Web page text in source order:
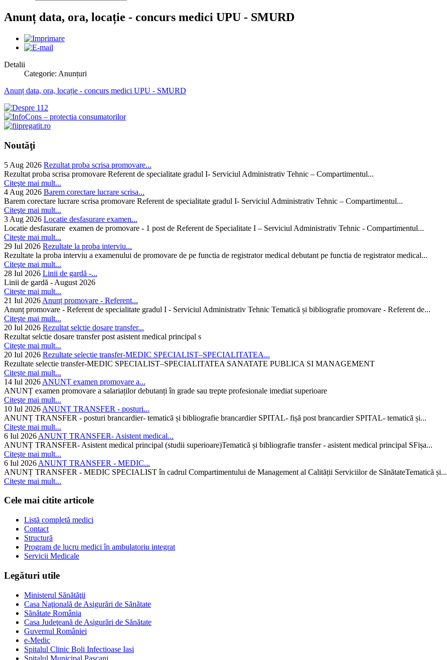
Anunț data, ora, locație - concurs medici UPU - SMURD
Detalii
Categorie: Anunțuri
Anunț data, ora, locație - concurs medici UPU - SMURD
Noutăţi
5 Aug 2026 Rezultat proba scrisa promovare...
Rezultat proba scrisa promovare Referent de specialitate gradul I- Serviciul Administrativ Tehnic – Compartimentul...
Citeşte mai mult...
4 Aug 2026 Barem corectare lucrare scrisa...
Barem corectare lucrare scrisa promovare Referent de specialitate gradul I- Serviciul Administrativ Tehnic – Compartimentul...
Citeşte mai mult...
3 Aug 2026 Locatie desfasurare examen...
Locatie desfasurare examen de promovare - 1 post de Referent de Specialitate I – Serviciul Administrativ Tehnic - Compartimentul...
Citeşte mai mult...
29 Iul 2026 Rezultate la proba interviu...
Rezultate la proba interviu a examenului de promovare de pe functia de registrator medical debutant pe functia de registrator medical...
Citeşte mai mult...
28 Iul 2026 Linii de gardă -...
Linii de gardă - August 2026
Citeşte mai mult...
21 Iul 2026 Anunț promovare - Referent...
Anunț promovare - Referent de specialitate gradul I - Serviciul Administrativ Tehnic Tematică și bibliografie promovare - Referent de...
Citeşte mai mult...
20 Iul 2026 Rezultat selctie dosare transfer...
Rezultat selctie dosare transfer post asistent medical principal s
Citeşte mai mult...
20 Iul 2026 Rezultate selectie transfer-MEDIC SPECIALIST–SPECIALITATEA...
Rezultate selectie transfer-MEDIC SPECIALIST–SPECIALITATEA SANATATE PUBLICA SI MANAGEMENT
Citeşte mai mult...
14 Iul 2026 ANUNȚ examen promovare a...
ANUNȚ examen promovare a salariaților debutanți în grade sau trepte profesionale imediat superioare
Citeşte mai mult...
10 Iul 2026 ANUNȚ TRANSFER - posturi...
ANUNȚ TRANSFER - posturi brancardier- tematică și bibliografie brancardier SPITAL- fișă post brancardier SPITAL- tematică și...
Citeşte mai mult...
6 Iul 2026 ANUNȚ TRANSFER- Asistent medical...
ANUNȚ TRANSFER- Asistent medical principal (studii superioare)Tematică și bibliografie transfer - asistent medical principal SFișa...
Citeşte mai mult...
6 Iul 2026 ANUNȚ TRANSFER - MEDIC...
ANUNȚ TRANSFER - MEDIC SPECIALIST în cadrul Compartimentului de Management al Calității Serviciilor de SănătateTematică și...
Citeşte mai mult...
Cele mai citite articole
Listă completă medici
Contact
Structură
Program de lucru medici în ambulatoriu integrat
Servicii Medicale
Legături utile
Ministerul Sănătăţii
Casa Naţională de Asigurări de Sănătate
Sănătate România
Casa Judeţeană de Asigurări de Sănătate
Guvernul României
e-Medic
Spitalul Clinic Boli Infectioase Iasi
Spitalul Municipal Pascani